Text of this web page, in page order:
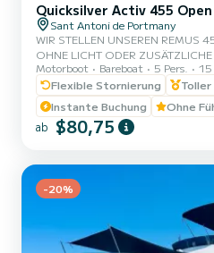
Quicksilver Activ 455 Open
Sant Antoni de Portmany
WIR STELLEN UNSEREN REMUS
OHNE LICHT ODER
EINEM SKIPPER, MIT PLATZ FÜR 5
MIETANGEBOT SIND GRATIS
SCHNORCHEL-MASKEN
DU EIN UNVERGESSLICHES
ERLEBEN. **PROMOTION FÜR PAARE, FRAGE NACH DEINEM
Motorboot Bareboat 5 Pers. 15
Flexible Stornierung
Instante Buchung
Ohne
ab $80,75
-20%